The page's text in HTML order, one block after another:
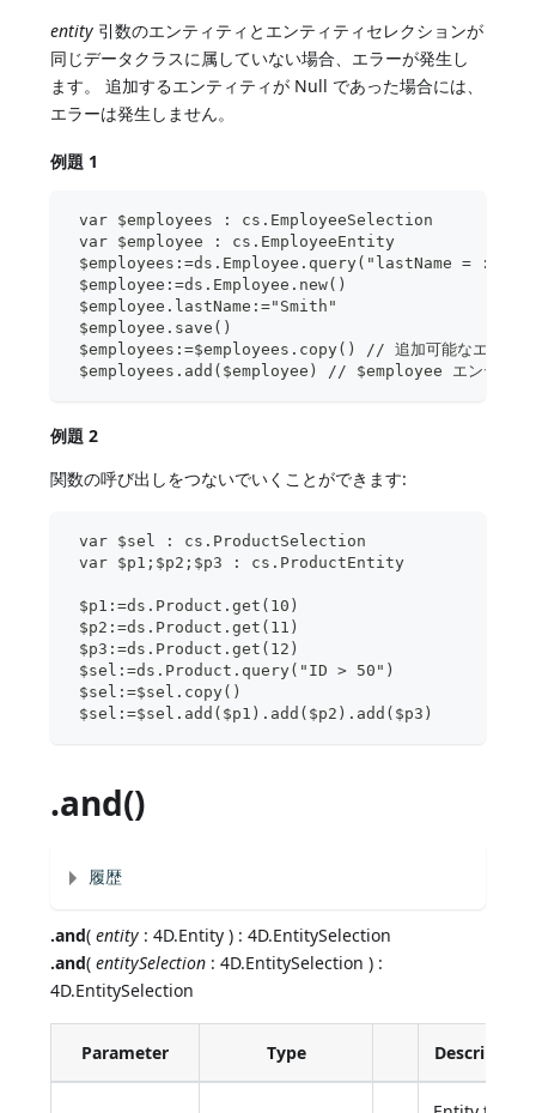
entity 引数のエンティティとエンティティセレクションが
同じデータクラスに属していない場合、エラーが発生し
ます。 追加するエンティティが Null であった場合には、
エラーは発生しません。
例題 1
var $employees : cs.EmployeeSelection
var $employee : cs.EmployeeEntity
$employees:=ds.Employee.query("lastName =
$employee:=ds.Employee.new()
$employee.lastName:="Smith"
$employee.save()
$employees:=$employees.copy() // 追加可能なエンティテ
$employees.add($employee) // $employee エンティティ
例題 2
関数の呼び出しをつないでいくことができます:
var $sel : cs.ProductSelection
var $p1;$p2;$p3 : cs.ProductEntity
$p1:=ds.Product.get(10)
$p2:=ds.Product.get(11)
$p3:=ds.Product.get(12)
$sel:=ds.Product.query("ID > 50")
$sel:=$sel.copy()
$sel:=$sel.add($p1).add($p2).add($p3)
.and()
履歴
.and(entity : 4D.Entity ) : 4D.EntitySelection
.and(entitySelection : 4D.EntitySelection ) :
4D.EntitySelection
Parameter Type Description